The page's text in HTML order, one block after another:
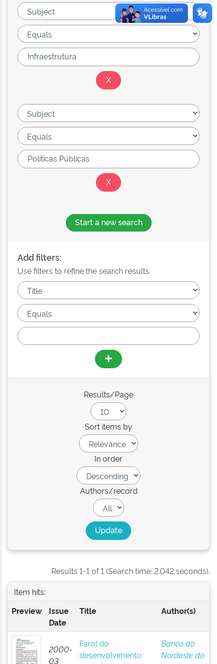
Start a new search
Add filters:
Use filters to refine the search results.
Results/Page
Sort items by
In order
Authors/record
Results 1-1 of 1 (Search time: 2.042 seconds).
Item hits:
Preview
Issue
Date
Title Author(s)
2000-
03
Farol do
desenvolvimento
Banco do
Nordeste do